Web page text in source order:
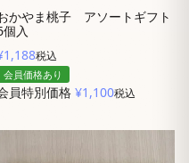
かやま桃子 アソートギフト
個入
1,188税込
会員価格あり
員特別価格 ¥1,100税込